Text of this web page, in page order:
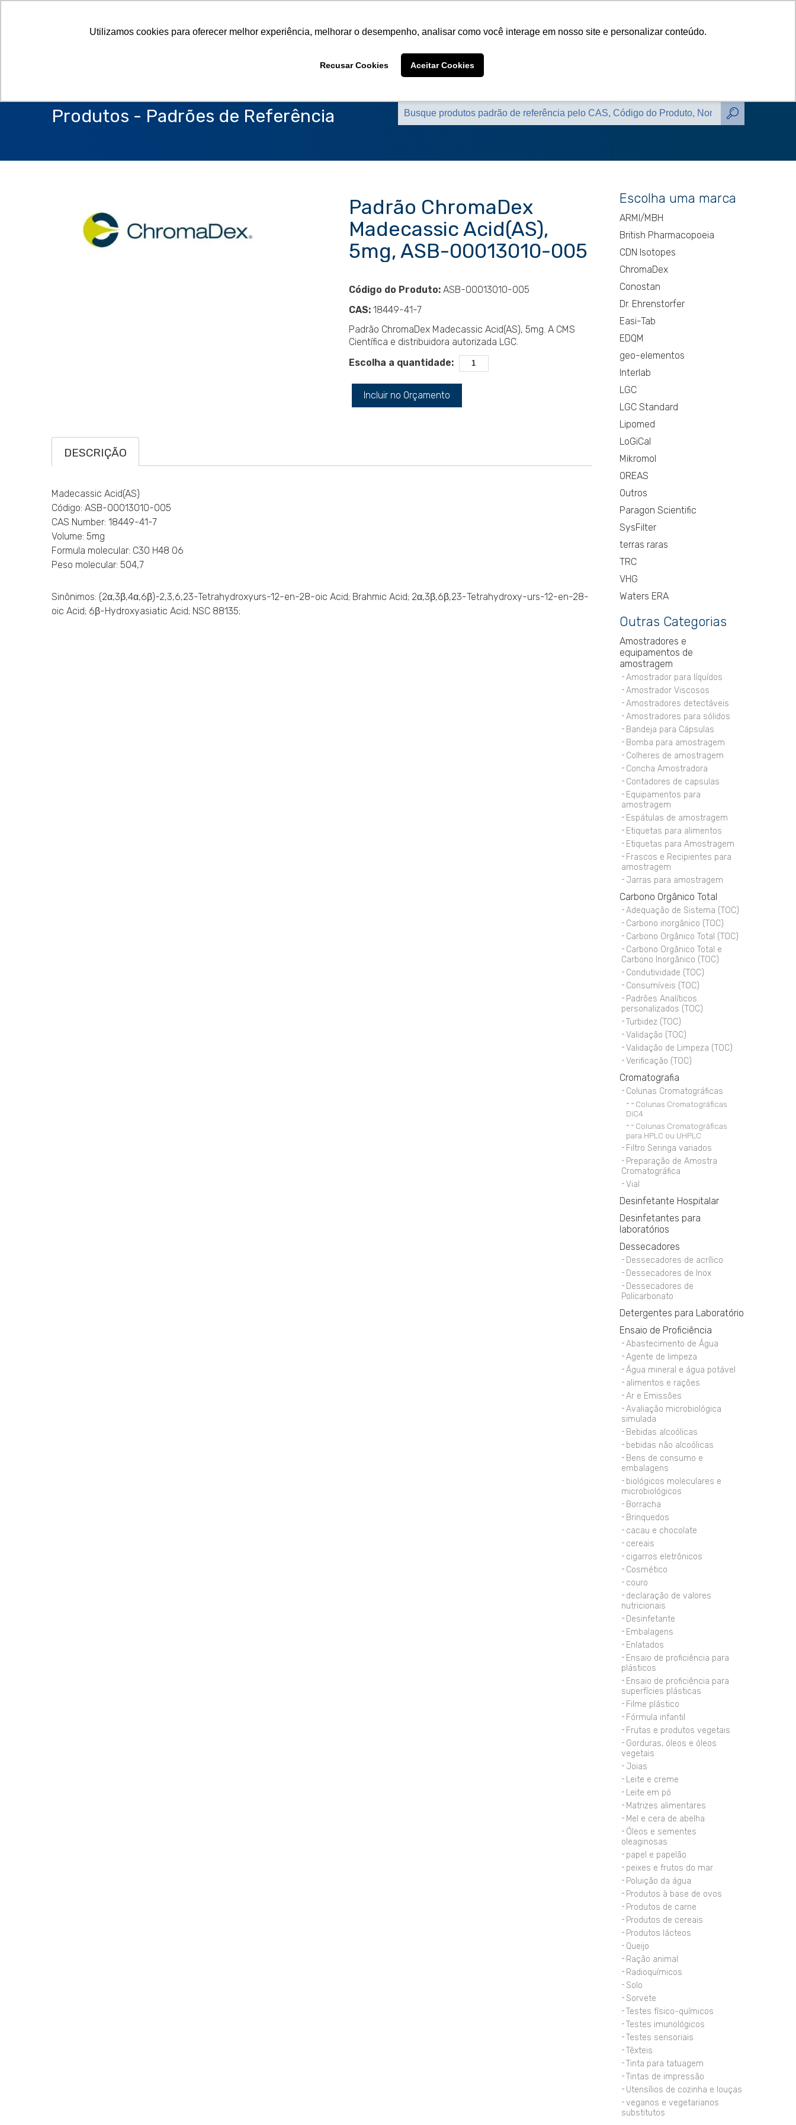
Utilizamos cookies para oferecer melhor experiência, melhorar o desempenho, analisar como você interage em nosso site e personalizar conteúdo.
Recusar Cookies Aceitar Cookies
Sobre a CMS
Produtos Marcas Representadas Catálogos Contato Blog
Produtos - Padrões de Referência
Padrão ChromaDex
Madecassic Acid(AS),
5mg, ASB-00013010-005
Código do Produto: ASB-00013010-005
CAS: 18449-41-7
Padrão ChromaDex Madecassic Acid(AS), 5mg. A CMS
Científica e distribuidora autorizada LGC.
Escolha a quantidade:
Incluir no Orçamento
DESCRIÇÃO
Madecassic Acid(AS)
Código: ASB-00013010-005
CAS Number: 18449-41-7
Volume: 5mg
Formula molecular: C30 H48 O6
Peso molecular: 504,7
Sinônimos: (2α,3β,4α,6β)-2,3,6,23-Tetrahydroxyurs-12-en-28-oic Acid; Brahmic Acid; 2α,3β,6β,23-Tetrahydroxy-urs-12-en-28-
oic Acid; 6β-Hydroxyasiatic Acid; NSC 88135;
Escolha uma marca
ARMI/MBH
British Pharmacopoeia
CDN Isotopes
ChromaDex
Conostan
Dr. Ehrenstorfer
Easi-Tab
EDQM
geo-elementos
Interlab
LGC
LGC Standard
Lipomed
LoGiCal
Mikromol
OREAS
Outros
Paragon Scientific
SysFilter
terras raras
TRC
VHG
Waters ERA
Outras Categorias
Amostradores e
equipamentos de
amostragem
Amostrador para líquídos
Amostrador Viscosos
Amostradores detectáveis
Amostradores para sólidos
Bandeja para Cápsulas
Bomba para amostragem
Colheres de amostragem
Concha Amostradora
Contadores de capsulas
Equipamentos para
amostragem
Espátulas de amostragem
Etiquetas para alimentos
Etiquetas para Amostragem
Frascos e Recipientes para
amostragem
Jarras para amostragem
Carbono Orgânico Total
Adequação de Sistema (TOC)
Carbono inorgânico (TOC)
Carbono Orgânico Total (TOC)
Carbono Orgânico Total e
Carbono Inorgânico (TOC)
Condutividade (TOC)
Consumíveis (TOC)
Padrões Analíticos
personalizados (TOC)
Turbidez (TOC)
Validação (TOC)
Validação de Limpeza (TOC)
Verificação (TOC)
Cromatografia
Colunas Cromatográficas
Colunas Cromatográficas
DiC4
Colunas Cromatográficas
para HPLC ou UHPLC
Filtro Seringa variados
Preparação de Amostra
Cromatográfica
Vial
Desinfetante Hospitalar
Desinfetantes para
laboratórios
Dessecadores
Dessecadores de acrílico
Dessecadores de Inox
Dessecadores de
Policarbonato
Detergentes para Laboratório
Ensaio de Proficiência
Abastecimento de Água
Agente de limpeza
Água mineral e água potável
alimentos e rações
Ar e Emissões
Avaliação microbiológica
simulada
Bebidas alcoólicas
bebidas não alcoólicas
Bens de consumo e
embalagens
biológicos moleculares e
microbiológicos
Borracha
Brinquedos
cacau e chocolate
cereais
cigarros eletrônicos
Cosmético
couro
declaração de valores
nutricionais
Desinfetante
Embalagens
Enlatados
Ensaio de proficiência para
plásticos
Ensaio de proficiência para
superfícies plásticas
Filme plástico
Fórmula infantil
Frutas e produtos vegetais
Gorduras, óleos e óleos
vegetais
Joias
Leite e creme
Leite em pó
Matrizes alimentares
Mel e cera de abelha
Óleos e sementes
oleaginosas
papel e papelão
peixes e frutos do mar
Poluição da água
Produtos à base de ovos
Produtos de carne
Produtos de cereais
Produtos lácteos
Queijo
Ração animal
Radioquímicos
Solo
Sorvete
Testes físico-químicos
Testes imunológicos
Testes sensoriais
Têxteis
Tinta para tatuagem
Tintas de impressão
Utensílios de cozinha e louças
veganos e vegetarianos
substitutos